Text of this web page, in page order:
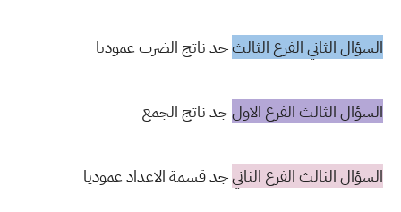
السؤال الثاني الفرع الثالثجد ناتج الضرب عموديا
السؤال الثالث الفرع الاولجد ناتج الجمع
السؤال الثالث الفرع الثانيجد قسمة الاعداد عموديا